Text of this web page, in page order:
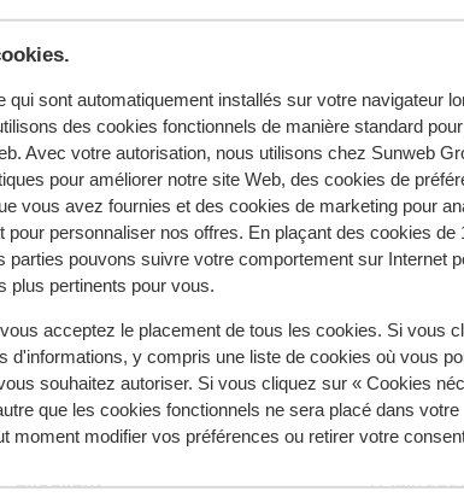
qui sont automatiquement installés sur votre navigateur
des cookies fonctionnels de manière standard
Avec votre autorisation, nous utilisons chez Sunweb
pour améliorer notre site Web, des cookies de
vous avez fournies et des cookies de marketing pour
pour personnaliser nos offres. En plaçant des cookies de
parties pouvons suivre votre comportement sur Internet
plus pertinents pour vous.
acceptez le placement de tous les cookies. Si vous
d'informations, y compris une liste de cookies où vous
souhaitez autoriser. Si vous cliquez sur « Cookies
que les cookies fonctionnels ne sera placé dans votre
moment modifier vos préférences ou retirer votre
leur expérience avec notre produit.
Réservé principalement par
Excellent
19 juin